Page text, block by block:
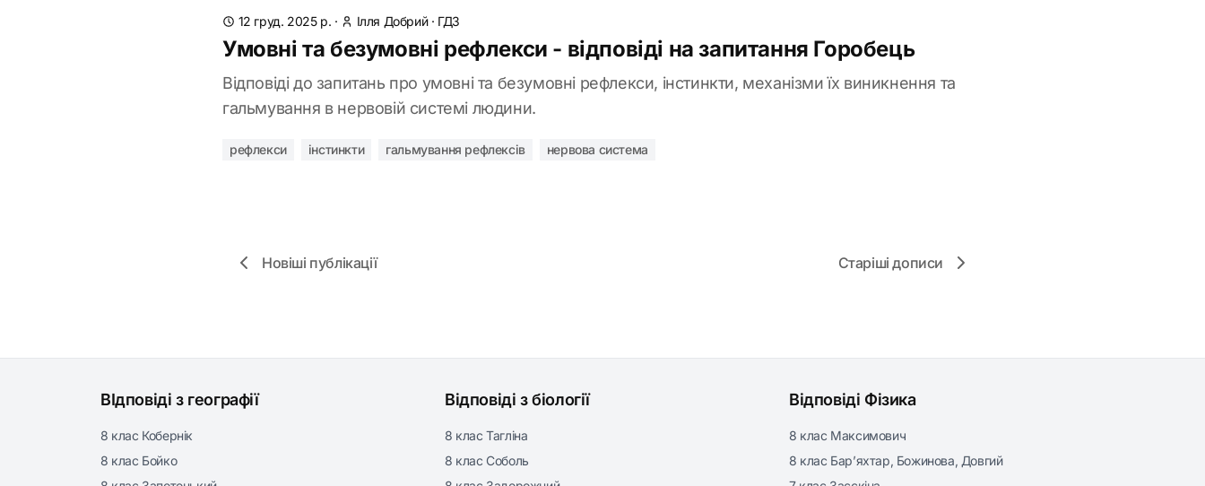
12 груд. 2025 р. · Ілля Добрий· ГДЗ
Умовні та безумовні рефлекси - відповіді на запитання Горобець
Відповіді до запитань про умовні та безумовні рефлекси, інстинкти, механізми їх виникнення та
гальмування в нервовій системі людини.
рефлекси інстинкти гальмування рефлексів нервова система
Новіші публікації Старіші дописи
ВІдповіді з географії
8 клас Кобернік
8 клас Бойко
Відповіді з біології
8 клас Тагліна
8 клас Соболь
Відповіді Фізика
8 клас Максимович
8 клас Бар’яхтар, Божинова, Довгий